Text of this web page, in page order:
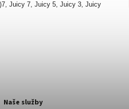
Juicy 7, Juicy 5, Juicy 3, Juicy
Naše služby